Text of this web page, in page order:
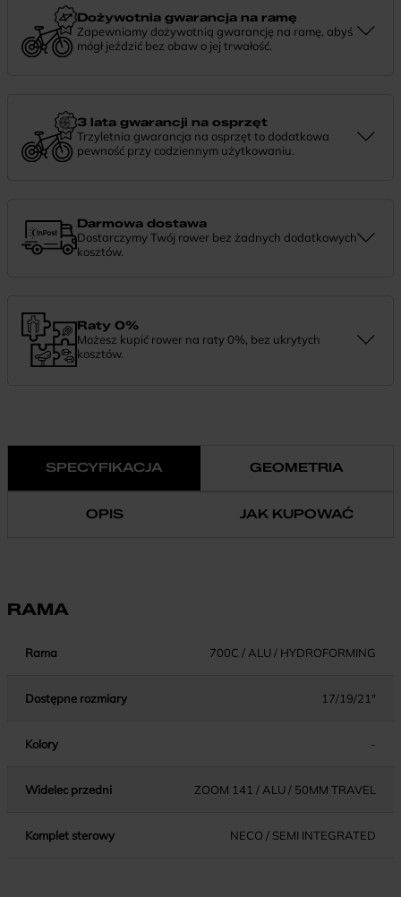
Dożywotnia gwarancja na ramę
Zapewniamy dożywotnią gwarancję na ramę, abyś
mógł jeździć bez obaw o jej trwałość.
chętnie pomożemy.3 lata gwarancji na osprzęt
Trzyletnia gwarancja na osprzęt to dodatkowa
pewność przy codziennym użytkowaniu.
Darmowa dostawa
Dostarczymy Twój rower bez żadnych dodatkowych
kosztów.
Raty 0%
Możesz kupić rower na raty 0%, bez ukrytych
kosztów.
SPECYFIKACJA GEOMETRIA
OPIS JAK KUPOWAĆ
RAMA
Rama 700C / ALU / HYDROFORMING
Dostępne rozmiary 17/19/21"
Kolory -
Widelec przedni ZOOM 141 / ALU / 50MM TRAVEL
Komplet sterowy NECO / SEMI INTEGRATED